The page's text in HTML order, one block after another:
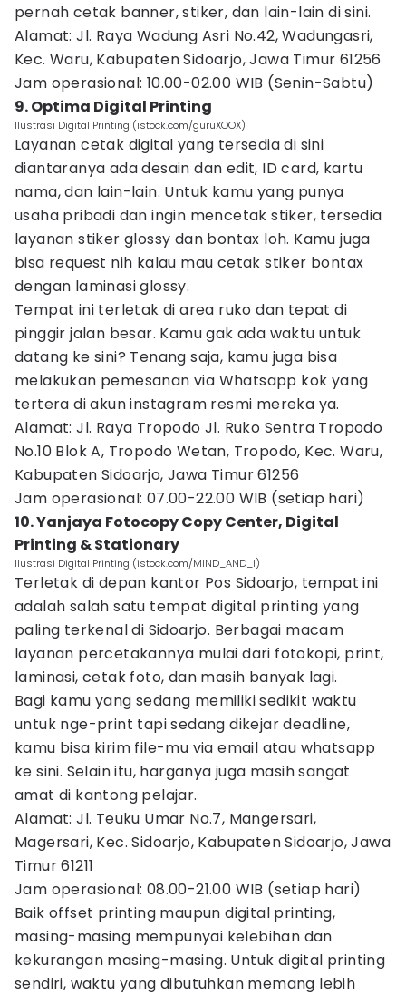
pernah cetak banner, stiker, dan lain-lain di sini.
Alamat: Jl. Raya Wadung Asri No.42, Wadungasri,
Kec. Waru, Kabupaten Sidoarjo, Jawa Timur 61256
Jam operasional: 10.00-02.00 WIB (Senin-Sabtu)
9. Optima Digital Printing
Ilustrasi Digital Printing (istock.com/guruXOOX)
Layanan cetak digital yang tersedia di sini
diantaranya ada desain dan edit, ID card, kartu
nama, dan lain-lain. Untuk kamu yang punya
usaha pribadi dan ingin mencetak stiker, tersedia
layanan stiker glossy dan bontax loh. Kamu juga
bisa request nih kalau mau cetak stiker bontax
dengan laminasi glossy.
Tempat ini terletak di area ruko dan tepat di
pinggir jalan besar. Kamu gak ada waktu untuk
datang ke sini? Tenang saja, kamu juga bisa
melakukan pemesanan via Whatsapp kok yang
tertera di akun instagram resmi mereka ya.
Alamat: Jl. Raya Tropodo Jl. Ruko Sentra Tropodo
No.10 Blok A, Tropodo Wetan, Tropodo, Kec. Waru,
Kabupaten Sidoarjo, Jawa Timur 61256
Jam operasional: 07.00-22.00 WIB (setiap hari)
10. Yanjaya Fotocopy Copy Center, Digital
Printing & Stationary
Ilustrasi Digital Printing (istock.com/MIND_AND_I)
Terletak di depan kantor Pos Sidoarjo, tempat ini
adalah salah satu tempat digital printing yang
paling terkenal di Sidoarjo. Berbagai macam
layanan percetakannya mulai dari fotokopi, print,
laminasi, cetak foto, dan masih banyak lagi.
Bagi kamu yang sedang memiliki sedikit waktu
untuk nge-print tapi sedang dikejar deadline,
kamu bisa kirim file-mu via email atau whatsapp
ke sini. Selain itu, harganya juga masih sangat
amat di kantong pelajar.
Alamat: Jl. Teuku Umar No.7, Mangersari,
Magersari, Kec. Sidoarjo, Kabupaten Sidoarjo, Jawa
Timur 61211
Jam operasional: 08.00-21.00 WIB (setiap hari)
Baik offset printing maupun digital printing,
masing-masing mempunyai kelebihan dan
kekurangan masing-masing. Untuk digital printing
sendiri, waktu yang dibutuhkan memang lebih